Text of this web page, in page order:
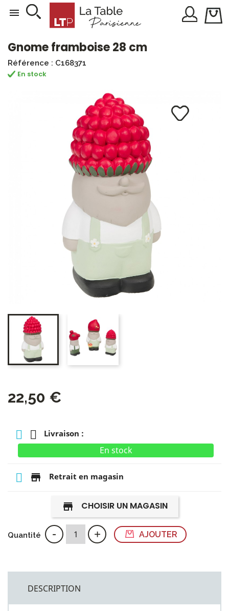

Gnome framboise 28 cm
Référence : C168371
En stock
22,50 €
Livraison :
En stock
store Retrait en magasin
store CHOISIR UN MAGASIN
Quantité - + AJOUTER
DESCRIPTION